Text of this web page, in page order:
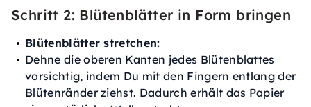
Schritt 2: Blütenblätter in Form bringen
Blütenblätter stretchen:
Dehne die oberen Kanten jedes Blütenblattes
vorsichtig, indem Du mit den Fingern entlang der
Blütenränder ziehst. Dadurch erhält das Papier